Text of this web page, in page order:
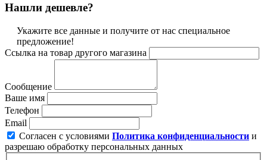
Нашли дешевле?
Укажите все данные и получите от нас специальное
предложение!
Ссылка на товар другого магазина
Сообщение
Ваше имя
Телефон
Email
Согласен с условиями Политика конфиденциальности и
разрешаю обработку персональных данных